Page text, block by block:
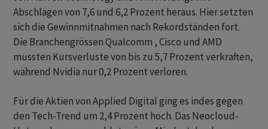
Abschlägen von 7,6 und 6,2 Prozent heraus. Hier setzten
sich die Gewinnmitnahmen nach Rekordständen fort.
Die Branchengrössen Qualcomm , Cisco und AMD
mussten Kursverluste von bis zu 5,7 Prozent verkraften,
während Nvidia nur 0,2 Prozent verloren.
Für die Aktien von Applied Digital ging es indes gegen
den Tech-Trend um 2,4 Prozent hoch. Das Neocloud-